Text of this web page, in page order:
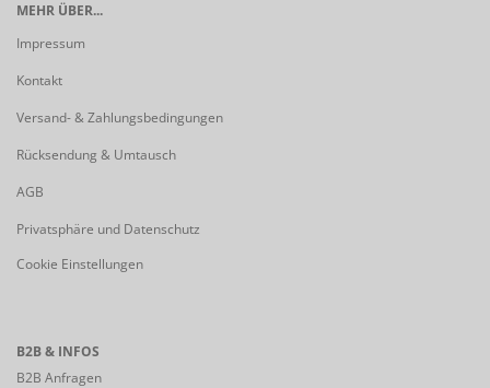
MEHR ÜBER...
Impressum
Kontakt
Versand- & Zahlungsbedingungen
Rücksendung & Umtausch
AGB
Privatsphäre und Datenschutz
Cookie Einstellungen
B2B & INFOS
B2B Anfragen